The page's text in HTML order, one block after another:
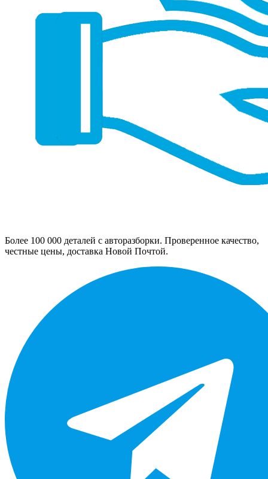
Более 100 000 деталей с авторазборки. Проверенное качество,
честные цены, доставка Новой Почтой.